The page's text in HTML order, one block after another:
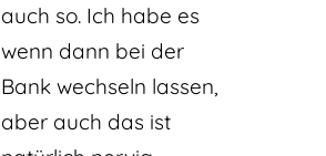
auch so. Ich habe es
wenn dann bei der
Bank wechseln lassen,
aber auch das ist